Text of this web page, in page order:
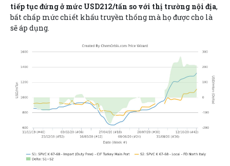
tiếp tục đứng ở mức USD212/tấn so với thị trường nội địa,
bất chấp mức chiết khấu truyền thống mà họ được cho là
sẽ áp dụng.